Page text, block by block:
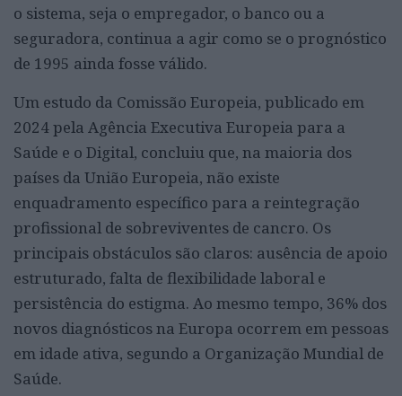
o sistema, seja o empregador, o banco ou a
seguradora, continua a agir como se o prognóstico
de 1995 ainda fosse válido.
Um estudo da Comissão Europeia, publicado em
2024 pela Agência Executiva Europeia para a
Saúde e o Digital, concluiu que, na maioria dos
países da União Europeia, não existe
enquadramento específico para a reintegração
profissional de sobreviventes de cancro. Os
principais obstáculos são claros: ausência de apoio
estruturado, falta de flexibilidade laboral e
persistência do estigma. Ao mesmo tempo, 36% dos
novos diagnósticos na Europa ocorrem em pessoas
em idade ativa, segundo a Organização Mundial de
Saúde.